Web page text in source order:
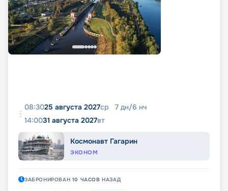
08:3025 августа 2027ср 7 дн/6 нч
14:0031 августа 2027вт
Космонавт Гагарин
ЭКОНОМ
ЗАБРОНИРОВАН 10 ЧАСОВ НАЗАД